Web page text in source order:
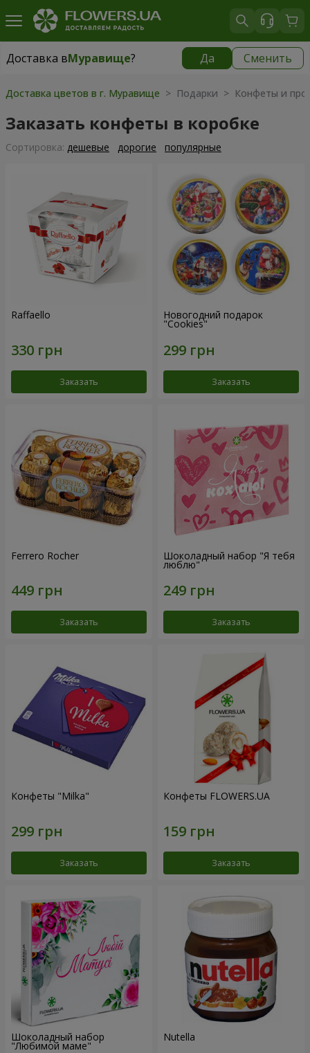
Доставка вМуравище? Да Сменить
Доставка вМуравище|
Доставка цветов в г. Муравище > Подарки > Конфеты и
Заказать конфеты в коробке
Cортировка: дешевые дорогие популярные
Raffaello
Заказать
Новогодний подарок
"Cookies"
Заказать
Ferrero Rocher
Заказать
Шоколадный набор "Я тебя
люблю"
Заказать
Конфеты "Milka"
Заказать
Конфеты FLOWERS.UA
Заказать
Шоколадный набор
"Любимой маме"
Nutella